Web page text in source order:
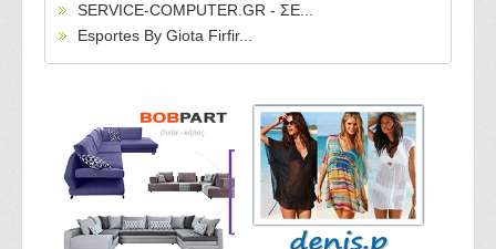
SERVICE-COMPUTER.GR - ΣΕ...
Esportes By Giota Firfir...